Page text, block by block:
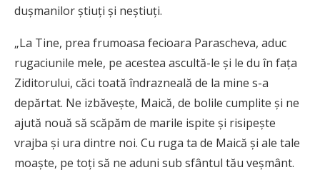
dușmanilor știuți și neștiuți.
„La Tine, prea frumoasa fecioara Parascheva, aduc
rugaciunile mele, pe acestea ascultă-le și le du în fața
Ziditorului, căci toată îndrazneală de la mine s-a
depărtat. Ne izbăvește, Maică, de bolile cumplite și ne
ajută nouă să scăpăm de marile ispite și risipește
vrajba și ura dintre noi. Cu ruga ta de Maică și ale tale
moaște, pe toți să ne aduni sub sfântul tău veșmânt.